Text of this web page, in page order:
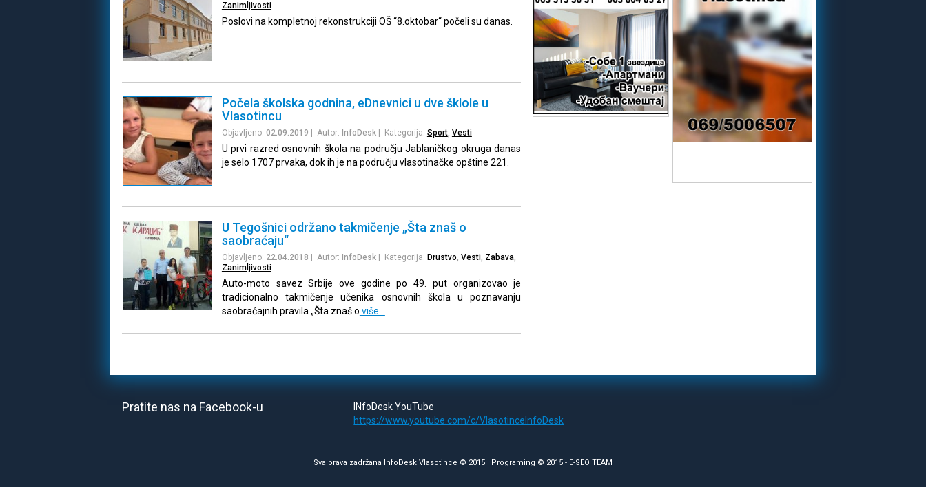
Zanimljivosti
Poslovi na kompletnoj rekonstrukciji OŠ “8.oktobar“ počeli su danas.
Počela školska godnina, eDnevnici u dve šklole u
Vlasotincu
Objavljeno: 02.09.2019 | Autor: InfoDesk| Kategorija: Sport, Vesti
U prvi razred osnovnih škola na području Jablaničkog okruga danas
je selo 1707 prvaka, dok ih je na području vlasotinačke opštine 221.
U Tegošnici održano takmičenje „Šta znaš o
saobraćaju“
Objavljeno: 22.04.2018 | Autor: InfoDesk| Kategorija: Drustvo, Vesti, Zabava,
Zanimljivosti
Auto-moto savez Srbije ove godine po 49. put organizovao je
tradicionalno takmičenje učenika osnovnih škola u poznavanju
saobraćajnih pravila „Šta znaš o više…
Pratite nas na Facebook-u
INfoDesk YouTube
https://www.youtube.com/c/VlasotinceInfoDesk
Sva prava zadržana InfoDesk Vlasotince © 2015 | Programing © 2015 - E-SEO TEAM